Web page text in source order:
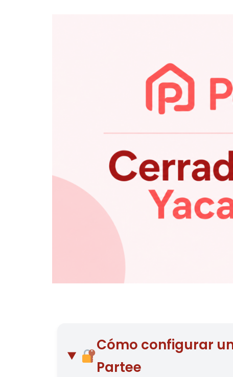
Cómo configurar
Partee